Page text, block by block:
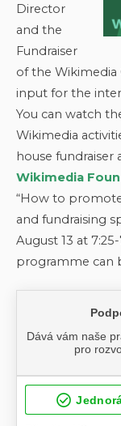
Director
and the
Fundraiser
of the
input for the
You can watch
Wikimedia
house fundraiser
Wikimedia
“How to
and fundraising
August 13 at
programme can